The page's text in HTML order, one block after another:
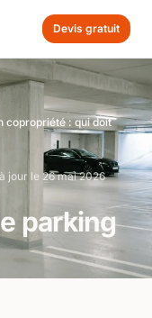
Devis gratuit
copropriété : qui doit
à jour le 26 mai 2026
parking